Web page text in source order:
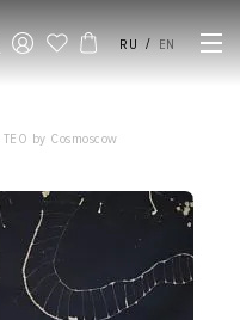
RU / EN
by Cosmoscow